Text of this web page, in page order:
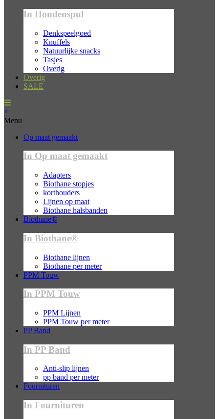
In Hondenspul
Denkspeelgoed
Knuffels
Natuurlijke snacks
Tasjes
Overig
Overig
SALE
×
Menu
Op maat gemaakt
In Op maat gemaakt
Adapters
Biothane stopjes
korthouders
Lijnen op maat
Biothane halsbanden
Biothane®
In Biothane®
Biothane lijnen
Biothane per meter
PPM Touw
In PPM Touw
PPM Lijnen
PPM Touw per meter
PP Band
In PP Band
Anti-slip lijnen
pp band per meter
Fournituren
In Fournituren